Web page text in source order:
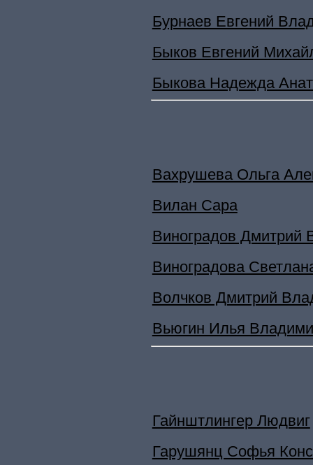
Бурнаев Евгений
Быков Евгений
Быкова Надежда
Вахрушева Ольга
Вилан Сара
Виноградов Дмитрий
Виноградова
Волчков Дмитрий
Вьюгин Илья
Гайнштлингер Людвиг
Гарушянц Софья